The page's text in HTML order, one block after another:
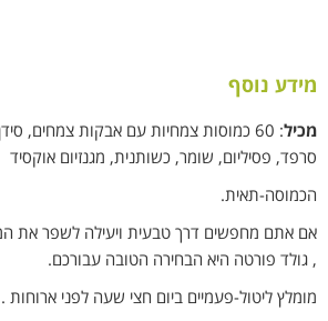
מידע נוסף
מכיל
: 60 כמוסות צמחיות עם אבקות צמחים,
סרפד, פסיליום, שומר, כשותנית, מגנזיום אוקסיד
הכמוסה-תאית.
אם אתם מחפשים דרך טבעית ויעילה לשפר את
, גולד פורטה היא הבחירה הטובה עבורכם.
מומלץ ליטול-פעמיים ביום חצי שעה לפני ארוחות .